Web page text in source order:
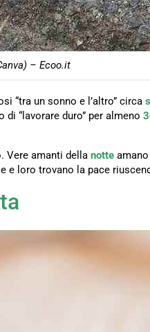
– Ecoo.it
“tra un sonno e l’altro” circa
“lavorare duro” per almeno
Vere amanti della notte
e loro trovano la pace